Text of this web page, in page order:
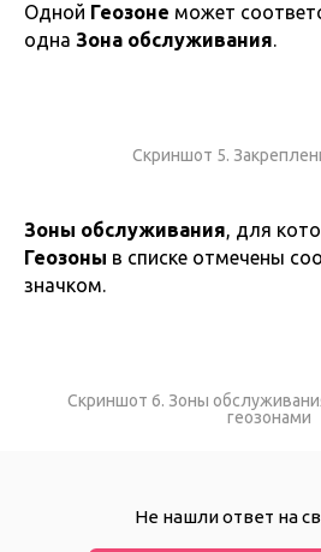
Одной Геозоне может
одна Зона обслуживания.
Скриншот 5.
Зоны обслуживания, для
Геозоны в списке отмечены
значком.
Скриншот 6. Зоны
геозонами
Не нашли ответ на